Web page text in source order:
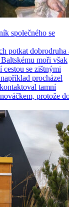
společného se
potkat dobrodruha
moři však
se zištnými
procházel
tamní
protože